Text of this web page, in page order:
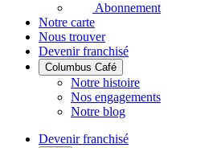
Abonnement
Notre carte
Nous trouver
Devenir franchisé
Columbus Café
Notre histoire
Nos engagements
Notre blog
Devenir franchisé